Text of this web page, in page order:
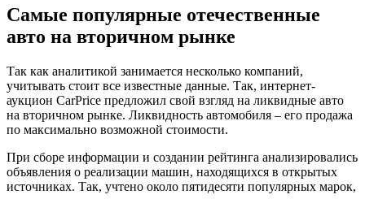
Самые популярные отечественные
авто на вторичном рынке
Так как аналитикой занимается несколько компаний,
учитывать стоит все известные данные. Так, интернет-
аукцион CarPrice предложил свой взгляд на ликвидные авто
на вторичном рынке. Ликвидность автомобиля – его продажа
по максимально возможной стоимости.
При сборе информации и создании рейтинга анализировались
объявления о реализации машин, находящихся в открытых
источниках. Так, учтено около пятидесяти популярных марок,